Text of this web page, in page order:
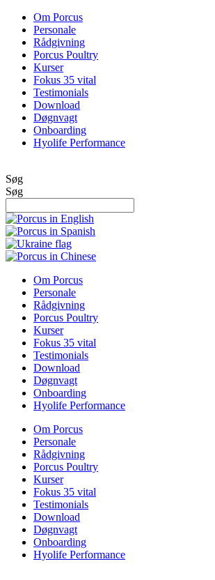
Om Porcus
Personale
Rådgivning
Porcus Poultry
Kurser
Fokus 35 vital
Testimonials
Download
Døgnvagt
Onboarding
Hyolife Performance
Søg
Søg
Om Porcus
Personale
Rådgivning
Porcus Poultry
Kurser
Fokus 35 vital
Testimonials
Download
Døgnvagt
Onboarding
Hyolife Performance
Om Porcus
Personale
Rådgivning
Porcus Poultry
Kurser
Fokus 35 vital
Testimonials
Download
Døgnvagt
Onboarding
Hyolife Performance